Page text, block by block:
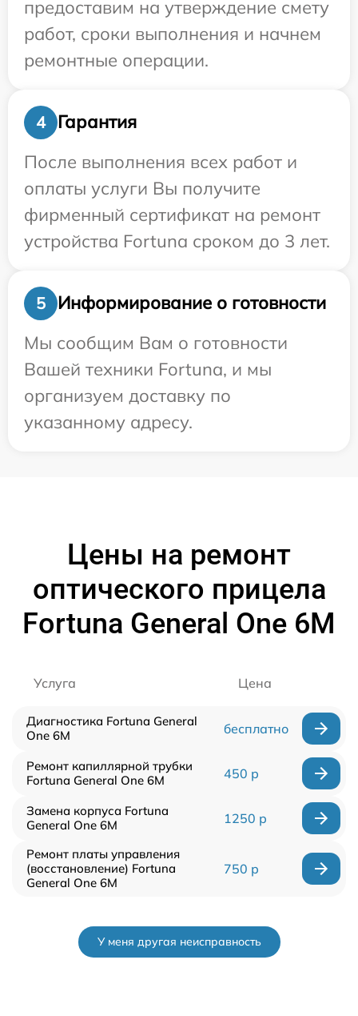
предоставим на утверждение смету
работ, сроки выполнения и начнем
ремонтные операции.
4
Гарантия
После выполнения всех работ и
оплаты услуги Вы получите
фирменный сертификат на ремонт
устройства Fortuna сроком до 3 лет.
5
Информирование о готовности
Мы сообщим Вам о готовности
Вашей техники Fortuna, и мы
организуем доставку по
указанному адресу.
Цены на ремонт
оптического прицела
Fortuna General One 6M
Услуга Цена
Диагностика Fortuna General
One 6M
бесплатно
Ремонт капиллярной трубки
Fortuna General One 6M
450 р
Замена корпуса Fortuna
General One 6M
1250 р
Ремонт платы управления
(восстановление) Fortuna
General One 6M
750 р
У меня другая неисправность